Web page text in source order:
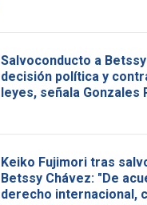
Salvoconducto a
decisión política y
leyes, señala Gonzales
Keiko Fujimori tras
Betssy Chávez: "De
derecho internacional,